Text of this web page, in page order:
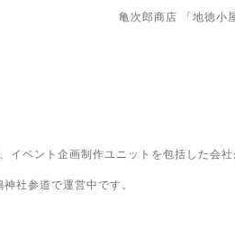
亀次郎商店 「地徳小
イベント企画制作ユニットを包括した会
社参道で運営中です。